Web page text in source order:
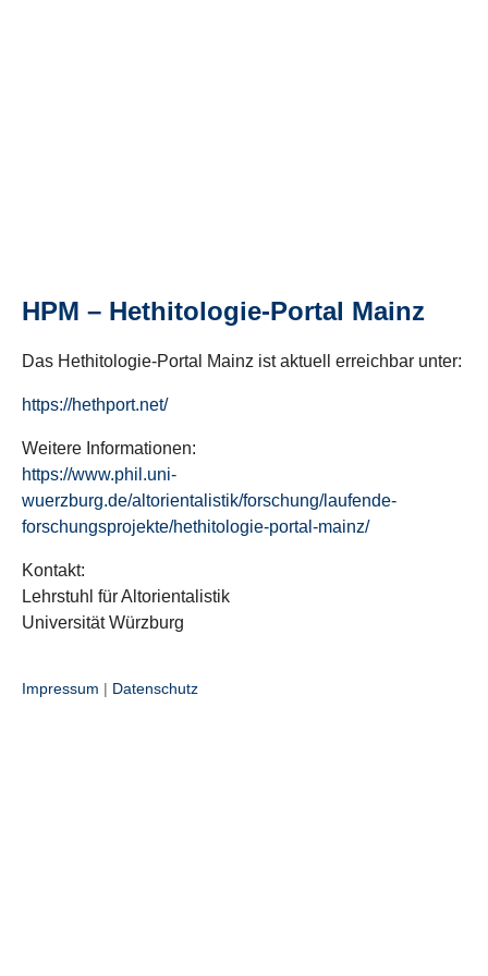
HPM – Hethitologie-Portal Mainz
Das Hethitologie-Portal Mainz ist aktuell erreichbar unter:
https://hethport.net/
Weitere Informationen:
https://www.phil.uni-
wuerzburg.de/altorientalistik/forschung/laufende-
forschungsprojekte/hethitologie-portal-mainz/
Kontakt:
Lehrstuhl für Altorientalistik
Universität Würzburg
Impressum | Datenschutz